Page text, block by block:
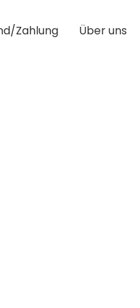
Zahlung Über uns